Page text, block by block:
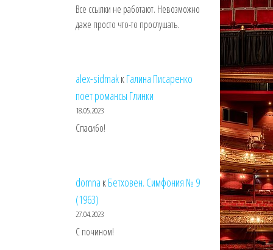
Все ссылки не работают. Невозможно
даже просто что-то прослушать.
alex-sidmakкГалина Писаренко
поет романсы Глинки
18.05.2023
Спасибо!
domna кБетховен. Симфония № 9
(1963)
27.04.2023
С почином!